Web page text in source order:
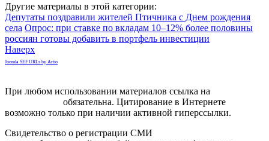
Другие материалы в этой категории:
Депутаты поздравили жителей Птичника с Днем рождения
села Опрос: при ставке по вкладам 10–12% более половины
россиян готовы добавить в портфель инвестиции
Наверх
Joomla SEF URLs by Artio
При любом использовании материалов ссылка на
обязательна. Цитирование в Интернете
возможно только при наличии активной гиперссылки.
Свидетельство о регистрации СМИ